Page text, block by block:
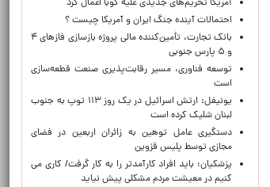
آمریکا تحریم‌های جدیدی علیه کوبا اعمال کرد
احتمالات آینده جنگ ایران و آمریکا چیست ؟
بانک تجارت، تأمین‌کننده مالی پروژه بازسازی فازهای ۴
و ۵ پارس جنوبی
توسعه فناوری، مسیر رقابت‌پذیری صنعت قطعه‌سازی
است
یونیفل: ارتش اسرائیل در یک روز ۱۱۳ توپ به جنوب
لبنان شلیک کرده است
دستگیری عامل توهین به زائران اربعین در فضای
مجازی توسط پلیس قزوین
پزشکیان: باید افراد کارآمدتر را به کار گرفت/ کاری می
کنیم در معیشت مردم مشکلی پیش نیاید